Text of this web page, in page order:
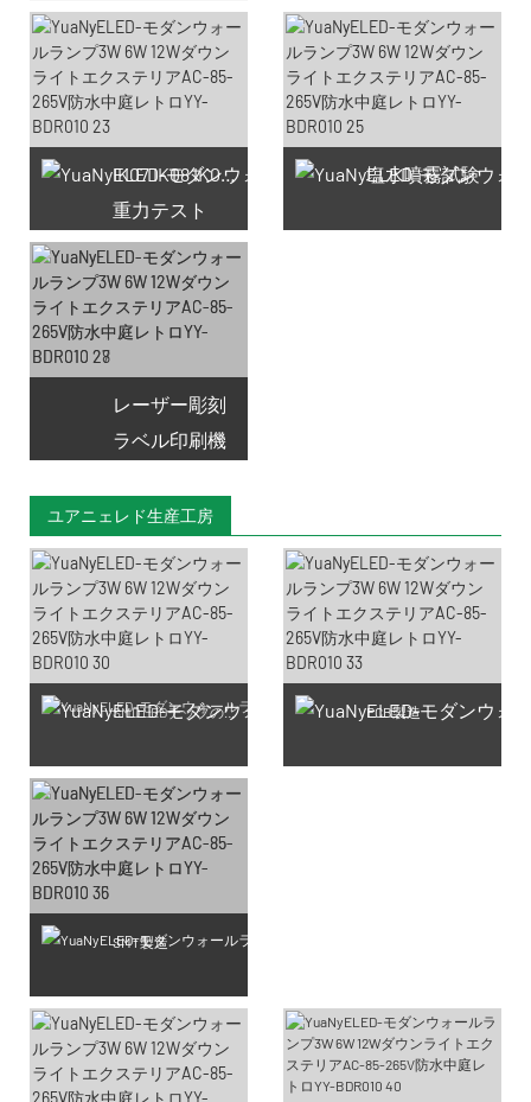
利用可能なクーポン66件
IK07 IK08 IK09 IK10
重力テスト
塩水噴霧試験
レーザー彫刻
ラベル印刷機
ユアニェレド生産工房
SMD LEDチップの製造 PCB製造
SMT製造